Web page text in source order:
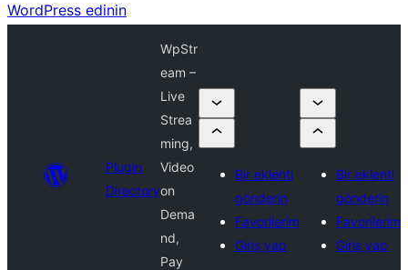
WordPress edinin
Plugin
Directory
WpStr
eam –
Live
Strea
ming,
Video
on
Dema
nd,
Pay
Bir eklenti
gönderin
Favorilerim
Giriş yap
Bir eklenti
gönderin
Favorilerim
Giriş yap